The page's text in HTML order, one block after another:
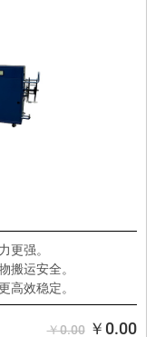
更强。
搬运安全。
高效稳定。
￥0.00￥0.00